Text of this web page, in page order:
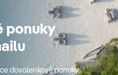
ponuky
dovolenkové ponuky